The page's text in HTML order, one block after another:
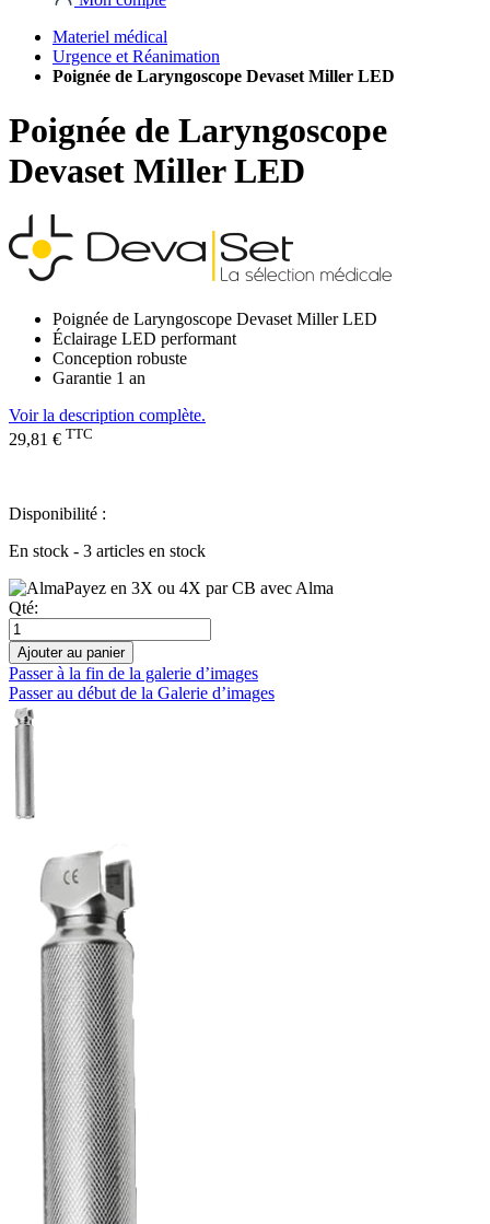
Materiel médical
Urgence et Réanimation
Poignée de Laryngoscope Devaset Miller LED
Poignée de Laryngoscope
Devaset Miller LED
Poignée de Laryngoscope Devaset Miller LED
Éclairage LED performant
Conception robuste
Garantie 1 an
Voir la description complète.
29,81 € TTC
Disponibilité :
En stock - 3 articles en stock
Payez en 3X ou 4X par CB avec Alma
Qté:
Ajouter au panier
Passer à la fin de la galerie d’images
Passer au début de la Galerie d’images